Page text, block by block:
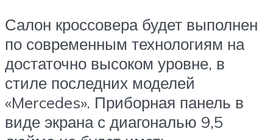
Салон кроссовера будет выполнен
по современным технологиям на
достаточно высоком уровне, в
стиле последних моделей
«Mercedes». Приборная панель в
виде экрана с диагональю 9,5